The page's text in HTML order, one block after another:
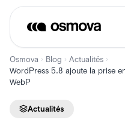
Aller
contenu
Osmova › Blog › Actualités ›
WordPress 5.8 ajoute la prise
WebP
Actualités